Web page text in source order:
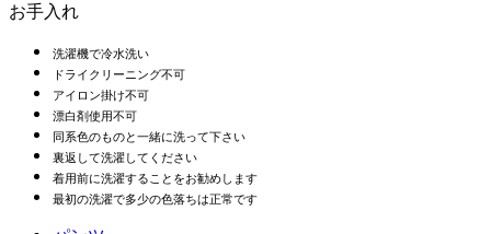
お手入れ
洗濯機で冷水洗い
ドライクリーニング不可
アイロン掛け不可
漂白剤使用不可
同系色のものと一緒に洗って下さい
裏返して洗濯してください
着用前に洗濯することをお勧めします
最初の洗濯で多少の色落ちは正常です